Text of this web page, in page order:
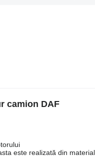
camion DAF
este realizată din